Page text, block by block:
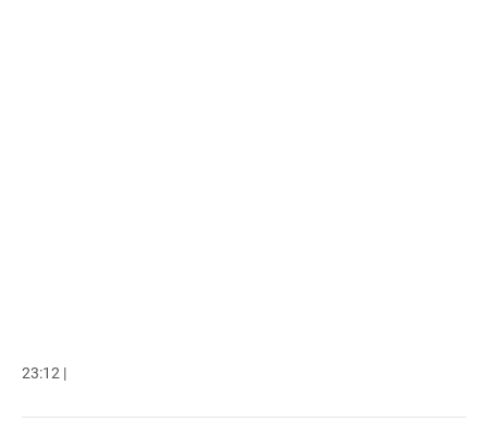
23:12 |